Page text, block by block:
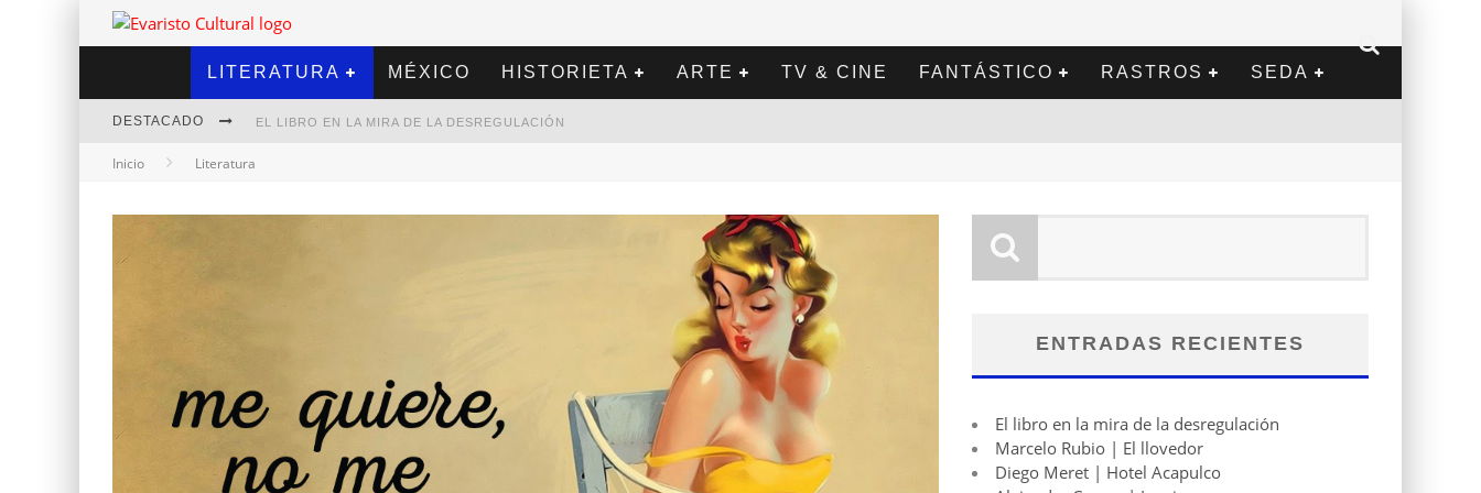
LITERATURA MÉXICO HISTORIETA ARTE TV & CINE FANTÁSTICO RASTROS SEDA
DESTACADO EL LIBRO EN LA MIRA DE LA DESREGULACIÓN
DIEGO MERET | HOTEL ACAPULCO
Inicio Literatura
ENTRADAS RECIENTES
El libro en la mira de la desregulación
Marcelo Rubio | El llovedor
Diego Meret | Hotel Acapulco